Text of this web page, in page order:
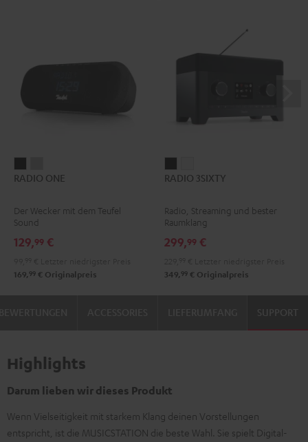
ONE ONE
Gray
RADIO ONE
Der Wecker mit dem Teufel
Sound
129,99 €
169, 99 € Originalpreis
3SIXTY3SIXTY
RADIO 3SIXTY
Radio, Streaming und bester
Raumklang
299,99 €
349, 99 € Originalpreis
SUPPORT
Highlights
Darum lieben wir dieses Produkt
Wenn Vielseitigkeit mit starkem Klang deinen Vorstellungen
entspricht, ist die MUSICSTATION die beste Wahl. Sie spielt Digital-